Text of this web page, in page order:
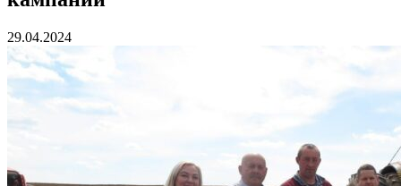
29.04.2024